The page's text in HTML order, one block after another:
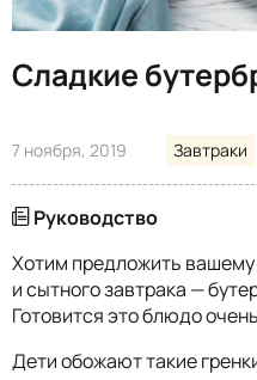
Сладкие
7 ноября, 2019 Завтраки
Руководство
Хотим предложить
и сытного завтрака —
Готовится это блюдо
Дети обожают такие